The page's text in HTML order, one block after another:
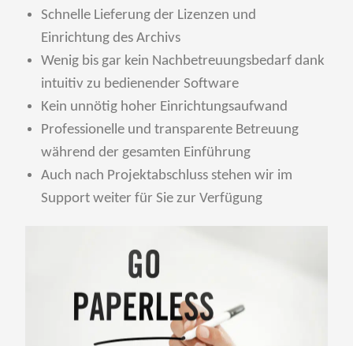
Schnelle Lieferung der Lizenzen und
Einrichtung des Archivs
Wenig bis gar kein Nachbetreuungsbedarf dank
intuitiv zu bedienender Software
Kein unnötig hoher Einrichtungsaufwand
Professionelle und transparente Betreuung
während der gesamten Einführung
Auch nach Projektabschluss stehen wir im
Support weiter für Sie zur Verfügung